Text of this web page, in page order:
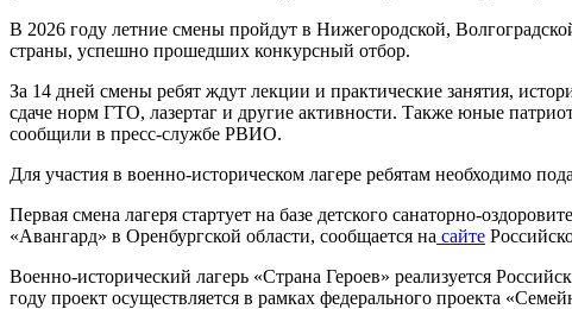
В 2026 году летние смены пройдут в Нижегородской,
страны, успешно прошедших конкурсный отбор.
За 14 дней смены ребят ждут лекции и практические занятия,
сдаче норм ГТО, лазертаг и другие активности. Также юные
сообщили в пресс-службе РВИО.
Для участия в военно-историческом лагере ребятам необходимо
Первая смена лагеря стартует на базе детского санаторно-
«Авангард» в Оренбургской области, сообщается на сайте
Военно-исторический лагерь «Страна Героев» реализуется
году проект осуществляется в рамках федерального проекта